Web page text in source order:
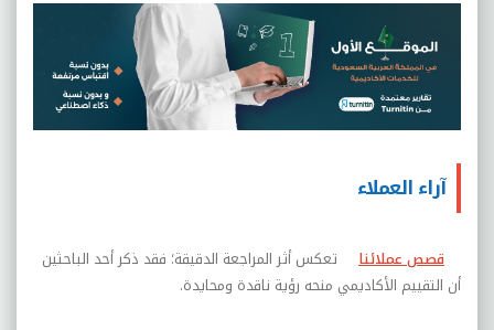
آراء العملاء
قصص عملائنا
تعكس أثر المراجعة الدقيقة؛ فقد ذكر أحد الباحثين
أن التقييم الأكاديمي منحه رؤية ناقدة ومحايدة.